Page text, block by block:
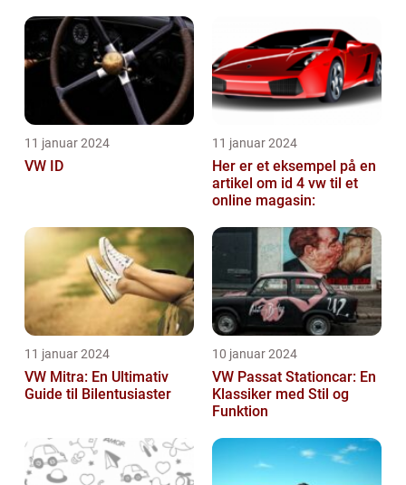
kvalitetsbiler til...
11 januar 2024
VW ID
11 januar 2024
Her er et eksempel på en
artikel om id 4 vw til et
online magasin:
11 januar 2024
VW Mitra: En Ultimativ
Guide til Bilentusiaster
10 januar 2024
VW Passat Stationcar: En
Klassiker med Stil og
Funktion